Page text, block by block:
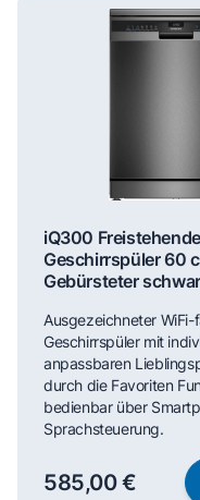
iQ300
Geschirrspüler 60
Gebürsteter
Ausgezeichneter WiFi-
Geschirrspüler mit
anpassbaren
durch die Favoriten
bedienbar über
Sprachsteuerung.
585,00 €